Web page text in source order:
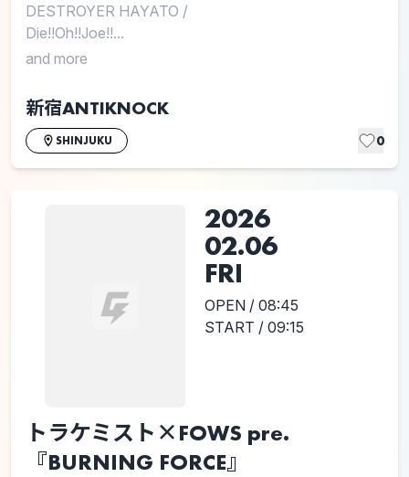
DESTROYER HAYATO /
Die!!Oh!!Joe!!...
and more
新宿ANTIKNOCK
SHINJUKU 0
2026
02.06
FRI
OPEN / 08:45
START / 09:15
トラケミスト×FOWS pre.
『BURNING FORCE』